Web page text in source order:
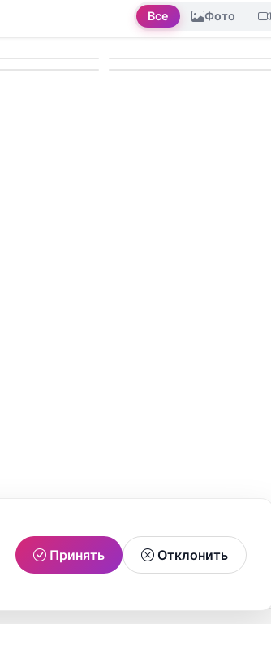
Все Фото
Принять Отклонить